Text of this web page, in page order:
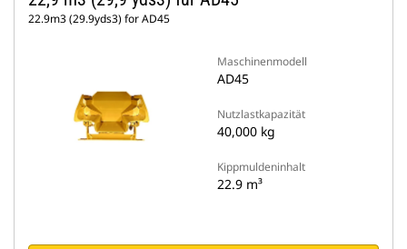
22.9m3 (29.9yds3) for AD45
Maschinenmodell
AD45
Nutzlastkapazität
40,000 kg
Kippmuldeninhalt
22.9 m³